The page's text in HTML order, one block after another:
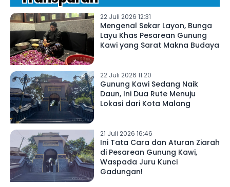
22 Juli 2026 12:31
Mengenal Sekar Layon, Bunga
Layu Khas Pesarean Gunung
Kawi yang Sarat Makna Budaya
22 Juli 2026 11:20
Gunung Kawi Sedang Naik
Daun, Ini Dua Rute Menuju
Lokasi dari Kota Malang
21 Juli 2026 16:46
Ini Tata Cara dan Aturan Ziarah
di Pesarean Gunung Kawi,
Waspada Juru Kunci
Gadungan!